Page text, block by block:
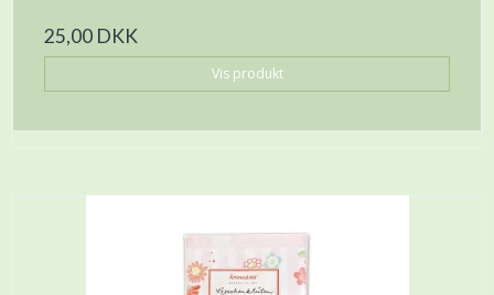
25,00 DKK
Vis produkt